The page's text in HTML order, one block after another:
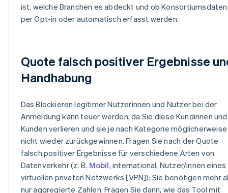
ist, welche Branchen es abdeckt und ob Konsortiumsdaten
per Opt-in oder automatisch erfasst werden.
Quote falsch positiver Ergebnisse
Handhabung
Das Blockieren legitimer Nutzerinnen und Nutzer bei der
Anmeldung kann teuer werden, da Sie diese Kundinnen und
Kunden verlieren und sie je nach Kategorie möglicherweise
nicht wieder zurückgewinnen. Fragen Sie nach der Quote
falsch positiver Ergebnisse für verschiedene Arten von
Datenverkehr (z. B. Mobil, international, Nutzer/innen eines
virtuellen privaten Netzwerks [VPN]); Sie benötigen mehr
nur aggregierte Zahlen. Fragen Sie dann, wie das Tool mit